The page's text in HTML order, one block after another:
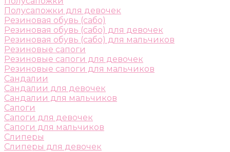
Полусапожки для девочек
Резиновая обувь (сабо)
Резиновая обувь (сабо) для девочек
Резиновая обувь (сабо) для мальчиков
Резиновые сапоги
Резиновые сапоги для девочек
Резиновые сапоги для мальчиков
Сандалии
Сандалии для девочек
Сандалии для мальчиков
Сапоги
Сапоги для девочек
Сапоги для мальчиков
Слиперы
Слиперы для девочек